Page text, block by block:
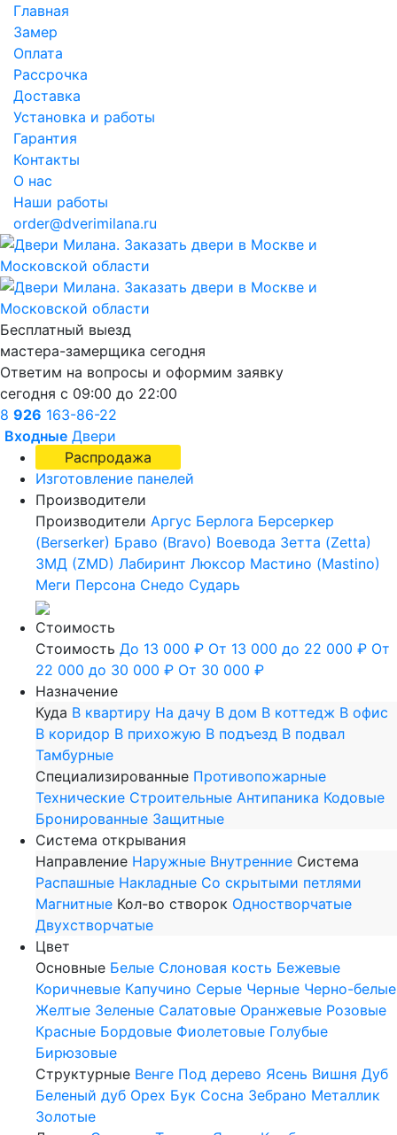
Главная
Замер
Оплата
Рассрочка
Доставка
Установка и работы
Гарантия
Контакты
О нас
Наши работы
order@dverimilana.ru
Бесплатный выезд
мастера-замерщика сегодня
Ответим на вопросы и оформим заявку
сегодня с 09:00 до 22:00
8 926 163-86-22
Входные Двери
Распродажа
Изготовление панелей
Производители
Производители Аргус Берлога Берсеркер
(Berserker) Браво (Bravo) Воевода Зетта (Zetta)
ЗМД (ZMD) Лабиринт Люксор Мастино (Mastino)
Меги Персона Снедо Сударь
Стоимость
Стоимость До 13 000 ₽ От 13 000 до 22 000 ₽ От
22 000 до 30 000 ₽ От 30 000 ₽
Назначение
Куда В квартиру На дачу В дом В коттедж В офис
В коридор В прихожую В подъезд В подвал
Тамбурные
Специализированные Противопожарные
Технические Строительные Антипаника Кодовые
Бронированные Защитные
Система открывания
Направление Наружные Внутренние Система
Распашные Накладные Со скрытыми петлями
Магнитные Кол-во створок Одностворчатые
Двухстворчатые
Цвет
Основные Белые Слоновая кость Бежевые
Коричневые Капучино Серые Черные Черно-белые
Желтые Зеленые Салатовые Оранжевые Розовые
Красные Бордовые Фиолетовые Голубые
Бирюзовые
Структурные Венге Под дерево Ясень Вишня Дуб
Беленый дуб Орех Бук Сосна Зебрано Металлик
Золотые